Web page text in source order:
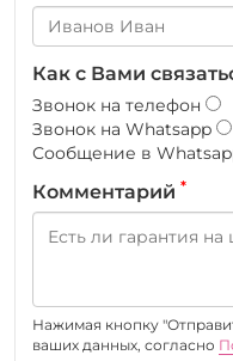
Как с Вами
Звонок на телефон
Звонок на Whatsapp
Сообщение в
Комментарий *
Нажимая кнопку
ваших данных, согласно